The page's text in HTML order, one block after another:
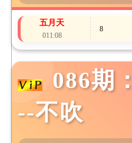
五月天
011:08
8
086期
--不吹